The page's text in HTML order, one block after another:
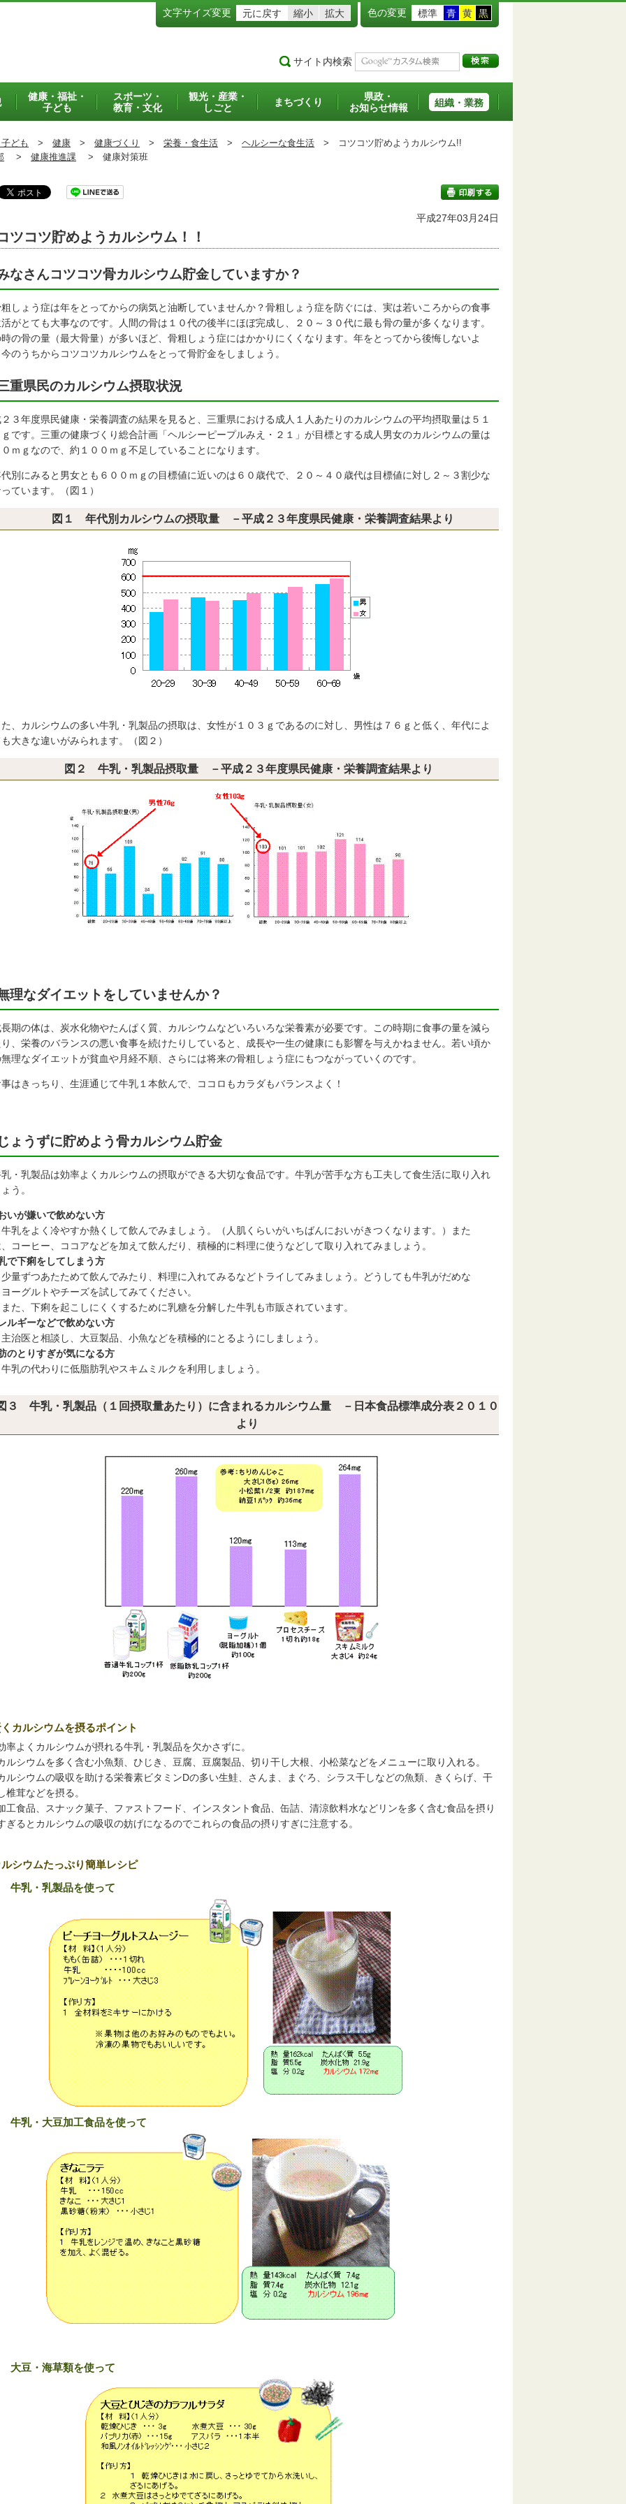
文字サイズ変更 元に戻す 縮小 拡大 色の変更 標準 青 黄 黒
サイト内検索
健康・福祉・
子ども
スポーツ・
教育・文化
観光・産業・
しごと
まちづくり
県政・
お知らせ情報
組織・業務
ども > 健康 > 健康づくり > 栄養・食生活 > ヘルシーな食生活 > コツコツ貯めようカルシウム!!
> 健康推進課 > 健康対策班
印刷する
平成27年03月24日
ツコツ貯めようカルシウム！！
なさんコツコツ骨カルシウム貯金していますか？
ょう症は年をとってからの病気と油断していませんか？骨粗しょう症を防ぐには、実は若いころからの食事
がとても大事なのです。人間の骨は１０代の後半にほぼ完成し、２０～３０代に最も骨の量が多くなります。
の骨の量（最大骨量）が多いほど、骨粗しょう症にはかかりにくくなります。年をとってから後悔しないよ
のうちからコツコツカルシウムをとって骨貯金をしましょう。
重県民のカルシウム摂取状況
３年度県民健康・栄養調査の結果を見ると、三重県における成人１人あたりのカルシウムの平均摂取量は５１
です。三重の健康づくり総合計画「ヘルシーピープルみえ・２１」が目標とする成人男女のカルシウムの量は
ｍｇなので、約１００ｍｇ不足していることになります。
にみると男女とも６００ｍｇの目標値に近いのは６０歳代で、２０～４０歳代は目標値に対し２～３割少な
ています。（図１）
図１ 年代別カルシウムの摂取量 －平成２３年度県民健康・栄養調査結果より
カルシウムの多い牛乳・乳製品の摂取は、女性が１０３ｇであるのに対し、男性は７６ｇと低く、年代によ
大きな違いがみられます。（図２）
図２ 牛乳・乳製品摂取量 －平成２３年度県民健康・栄養調査結果より
理なダイエットをしていませんか？
の体は、炭水化物やたんぱく質、カルシウムなどいろいろな栄養素が必要です。この時期に食事の量を減ら
、栄養のバランスの悪い食事を続けたりしていると、成長や一生の健康にも影響を与えかねません。若い頃か
理なダイエットが貧血や月経不順、さらには将来の骨粗しょう症にもつながっていくのです。
きっちり、生涯通じて牛乳１本飲んで、ココロもカラダもバランスよく！
ょうずに貯めよう骨カルシウム貯金
乳製品は効率よくカルシウムの摂取ができる大切な食品です。牛乳が苦手な方も工夫して食生活に取り入れ
う。
いが嫌いで飲めない方
をよく冷やすか熱くして飲んでみましょう。（人肌くらいがいちばんにおいがきつくなります。）また
ーヒー、ココアなどを加えて飲んだり、積極的に料理に使うなどして取り入れてみましょう。
で下痢をしてしまう方
少量ずつあたためて飲んでみたり、料理に入れてみるなどトライしてみましょう。どうしても牛乳がだめな
グルトやチーズを試してみてください。
、下痢を起こしにくくするために乳糖を分解した牛乳も市販されています。
ルギーなどで飲めない方
医と相談し、大豆製品、小魚などを積極的にとるようにしましょう。
のとりすぎが気になる方
の代わりに低脂肪乳やスキムミルクを利用しましょう。
３ 牛乳・乳製品（１回摂取量あたり）に含まれるカルシウム量 －日本食品標準成分表２０１０
より
カルシウムを摂るポイント
率よくカルシウムが摂れる牛乳・乳製品を欠かさずに。
ルシウムを多く含む小魚類、ひじき、豆腐、豆腐製品、切り干し大根、小松菜などをメニューに取り入れる。
ルシウムの吸収を助ける栄養素ビタミンDの多い生鮭、さんま、まぐろ、シラス干しなどの魚類、きくらげ、干
椎茸などを摂る。
工食品、スナック菓子、ファストフード、インスタント食品、缶詰、清涼飲料水などリンを多く含む食品を摂り
ぎるとカルシウムの吸収の妨げになるのでこれらの食品の摂りすぎに注意する。
シウムたっぷり簡単レシピ
乳・乳製品を使って
・大豆加工食品を使って
豆・海草類を使って